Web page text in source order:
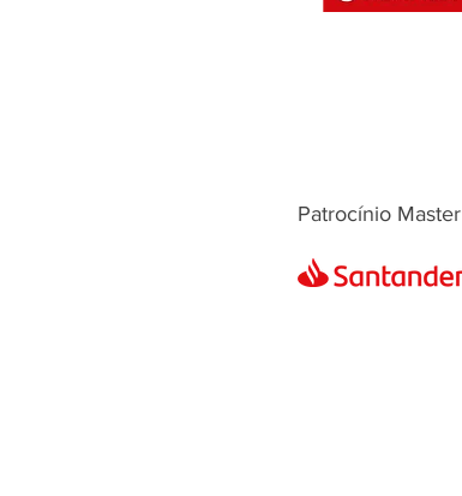
Patrocínio Master